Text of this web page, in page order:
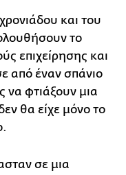
και του
το
επιχείρησης και
από έναν σπάνιο
να φτιάξουν μια
θα είχε μόνο το
σε μια